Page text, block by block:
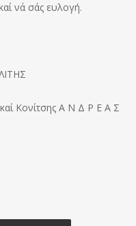
νά σάς ευλογή.
Κονίτσης Α Ν Δ Ρ Ε Α Σ